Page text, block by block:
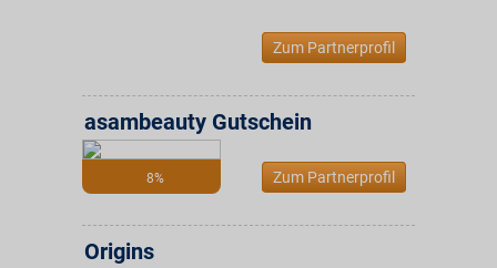
Zum Partnerprofil
8%
asambeauty Gutschein
Zum Partnerprofil
Origins